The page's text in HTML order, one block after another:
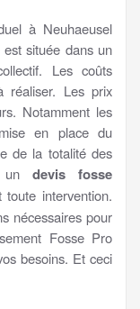
à Neuhaeusel
située dans un
Les coûts
réaliser. Les prix
Notamment les
en place du
de la totalité des
un devis fosse
intervention.
nécessaires pour
Fosse Pro
besoins. Et ceci